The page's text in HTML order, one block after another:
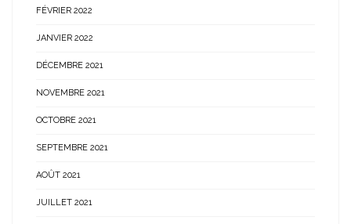
FÉVRIER 2022
JANVIER 2022
DÉCEMBRE 2021
NOVEMBRE 2021
OCTOBRE 2021
SEPTEMBRE 2021
AOÛT 2021
JUILLET 2021